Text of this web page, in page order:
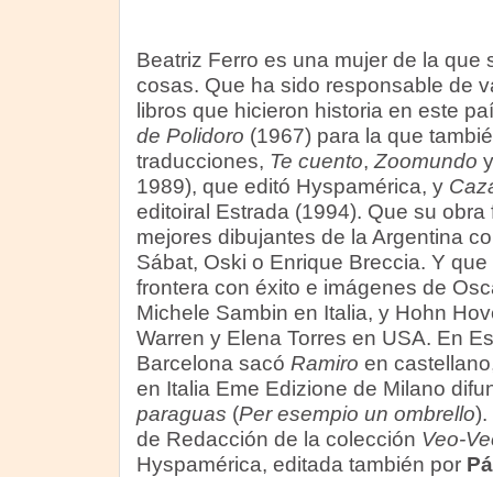
Beatriz Ferro es una mujer de la que
cosas. Que ha sido responsable de
libros que hicieron historia en este
de Polidoro (1967) para la que
traducciones, Te cuento, Zoomundo
1989), que editó Hyspamérica, y
editoiral Estrada (1994). Que su obra
mejores dibujantes de la Argentina
Sábat, Oski o Enrique Breccia. Y
frontera con éxito e imágenes de
Michele Sambin en Italia, y Hohn
Warren y Elena Torres en USA. En
Barcelona sacó Ramiro en
en Italia Eme Edizione de Milano
paraguas (Per esempio un ombrello).
de Redacción de la colección Veo-
Hyspamérica, editada también por